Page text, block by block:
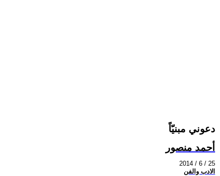
دعوني مبنيّاً
أحمد منصور
2014 / 6 / 25
الادب والفن